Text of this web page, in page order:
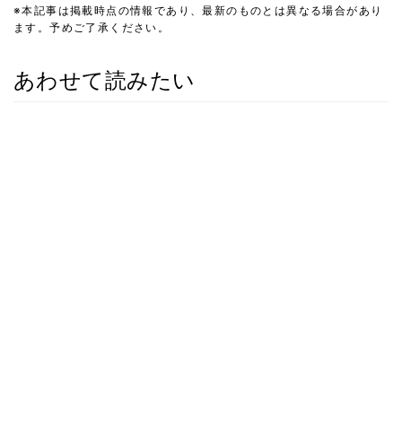
※本記事は掲載時点の情報であり、最新のものとは異なる場合があり
ます。予めご了承ください。
あわせて読みたい